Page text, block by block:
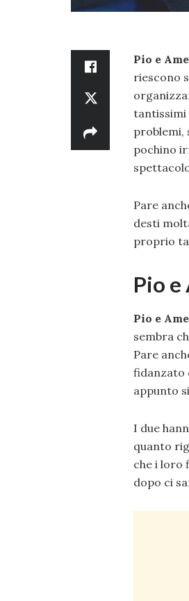
Pio e
riescono
tantissimi
problemi,
pochino
Pare
desti
proprio
Pio e
Pio e
sembra
Pare
fidanzato
appunto
I due
quanto
che i loro
dopo ci